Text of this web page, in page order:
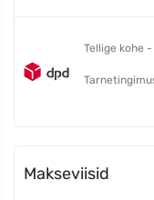
Tellige kohe -
Makseviisid